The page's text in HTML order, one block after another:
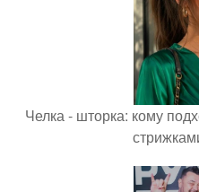
Челка - шторка: кому